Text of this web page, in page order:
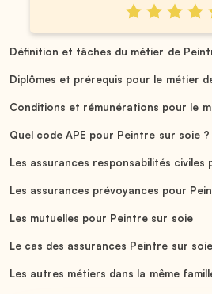
Définition et tâches du métier de
Diplômes et prérequis pour le métier
Conditions et rémunérations pour le
Quel code APE pour Peintre sur soie ?
Les assurances responsabilités civiles
Les assurances prévoyances pour
Les mutuelles pour Peintre sur soie
Le cas des assurances Peintre sur
Les autres métiers dans la même